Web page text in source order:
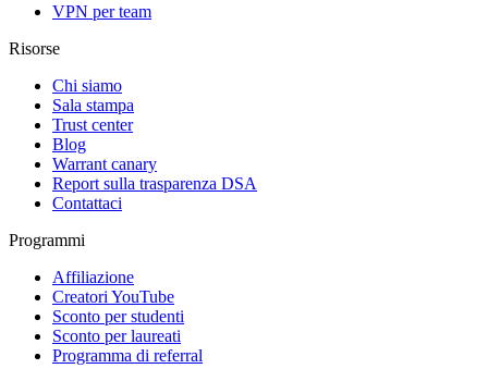
VPN per team
Risorse
Chi siamo
Sala stampa
Trust center
Blog
Warrant canary
Report sulla trasparenza DSA
Contattaci
Programmi
Affiliazione
Creatori YouTube
Sconto per studenti
Sconto per laureati
Programma di referral